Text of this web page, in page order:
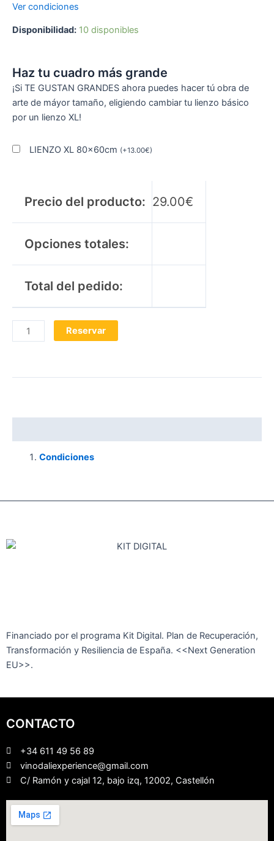
Ver condiciones
Disponibilidad: 10 disponibles
Haz tu cuadro más grande
¡Si TE GUSTAN GRANDES ahora puedes hacer tú obra de
arte de máyor tamaño, eligiendo cambiar tu lienzo básico
por un lienzo XL!
LIENZO XL 80x60cm (+13.00€)
Precio del producto: 29.00€
Opciones totales:
Total del pedido:
Reservar
Condiciones
Financiado por el programa Kit Digital. Plan de Recuperación,
Transformación y Resiliencia de España. <<Next Generation
EU>>.
CONTACTO
+34 611 49 56 89
vinodaliexperience@gmail.com
C/ Ramón y cajal 12, bajo izq, 12002, Castellón